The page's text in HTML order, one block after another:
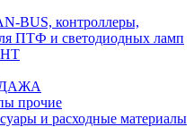
BUS, контроллеры,
ПТФ и светодиодных ламп
прочие
и расходные материалы